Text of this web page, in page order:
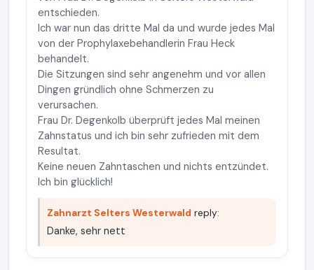
entschieden.
Ich war nun das dritte Mal da und wurde jedes Mal
von der Prophylaxebehandlerin Frau Heck
behandelt.
Die Sitzungen sind sehr angenehm und vor allen
Dingen gründlich ohne Schmerzen zu
verursachen.
Frau Dr. Degenkolb überprüft jedes Mal meinen
Zahnstatus und ich bin sehr zufrieden mit dem
Resultat.
Keine neuen Zahntaschen und nichts entzündet.
Ich bin glücklich!
Zahnarzt Selters Westerwald reply:
Danke, sehr nett